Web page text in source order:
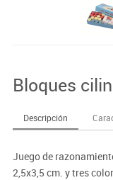
Bloques
Descripción
Juego de
2,5x3,5 cm. y tres